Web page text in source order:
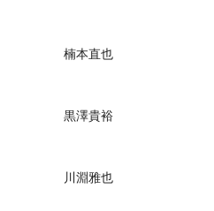
楠本直也
黒澤貴裕
川淵雅也